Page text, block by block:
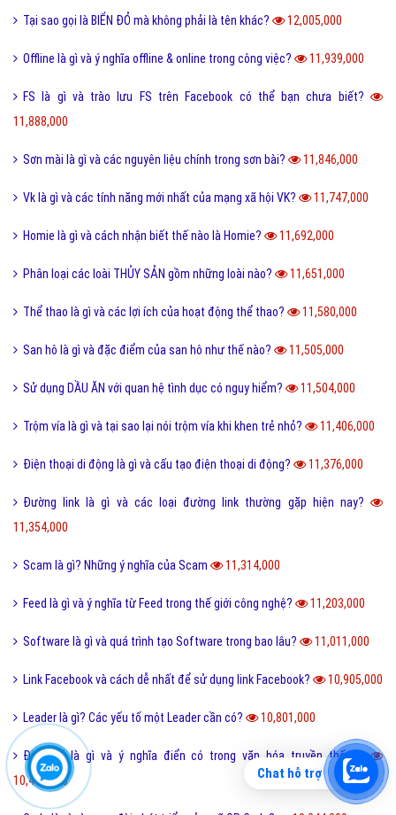
Tại sao gọi là BIỂN ĐỎ mà không phải là tên khác? 12,005,000
Offline là gì và ý nghĩa offline & online trong công việc? 11,939,000
FS là gì và trào lưu FS trên Facebook có thể bạn chưa biết?
11,888,000
Sơn mài là gì và các nguyên liệu chính trong sơn bài? 11,846,000
Vk là gì và các tính năng mới nhất của mạng xã hội VK? 11,747,000
Homie là gì và cách nhận biết thế nào là Homie? 11,692,000
Phân loại các loài THỦY SẢN gồm những loài nào? 11,651,000
Thể thao là gì và các lợi ích của hoạt động thể thao? 11,580,000
San hô là gì và đặc điểm của san hô như thế nào? 11,505,000
Sử dụng DẦU ĂN với quan hệ tình dục có nguy hiểm? 11,504,000
Trộm vía là gì và tại sao lại nói trộm vía khi khen trẻ nhỏ? 11,406,000
Điện thoại di động là gì và cấu tạo điện thoại di động? 11,376,000
Đường link là gì và các loại đường link thường gặp hiện nay?
11,354,000
Scam là gì? Những ý nghĩa của Scam 11,314,000
Feed là gì và ý nghĩa từ Feed trong thế giới công nghệ? 11,203,000
Software là gì và quá trình tạo Software trong bao lâu? 11,011,000
Link Facebook và cách dễ nhất để sử dụng link Facebook? 10,905,000
Leader là gì? Các yếu tố một Leader cần có? 10,801,000
Điển cố là gì và ý nghĩa điển có trong văn hóa truyền thống?
10,472,000
Chat hỗ trợ